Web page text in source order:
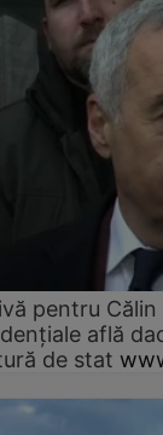
pentru
află
de stat